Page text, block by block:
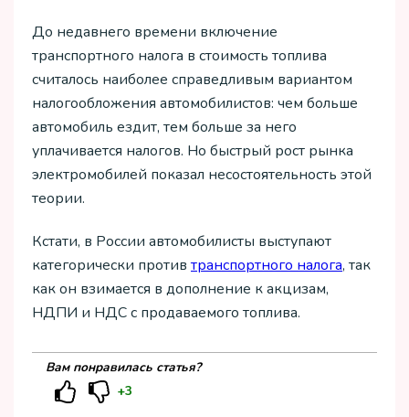
До недавнего времени включение
транспортного налога в стоимость топлива
считалось наиболее справедливым вариантом
налогообложения автомобилистов: чем больше
автомобиль ездит, тем больше за него
уплачивается налогов. Но быстрый рост рынка
электромобилей показал несостоятельность этой
теории.
Кстати, в России автомобилисты выступают
категорически против транспортного налога, так
как он взимается в дополнение к акцизам,
НДПИ и НДС с продаваемого топлива.
Вам понравилась статья?
+3